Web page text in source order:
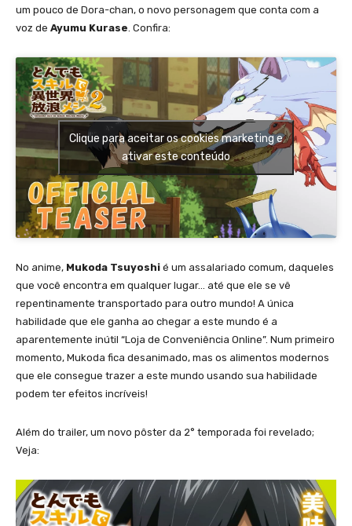
um pouco de Dora-chan, o novo personagem que conta com a
voz de Ayumu Kurase. Confira:
Clique para aceitar os cookies marketing e
ativar este conteúdo
No anime, Mukoda Tsuyoshi é um assalariado comum, daqueles
que você encontra em qualquer lugar… até que ele se vê
repentinamente transportado para outro mundo! A única
habilidade que ele ganha ao chegar a este mundo é a
aparentemente inútil “Loja de Conveniência Online”. Num primeiro
momento, Mukoda fica desanimado, mas os alimentos modernos
que ele consegue trazer a este mundo usando sua habilidade
podem ter efeitos incríveis!
Além do trailer, um novo pôster da 2° temporada foi revelado;
Veja: